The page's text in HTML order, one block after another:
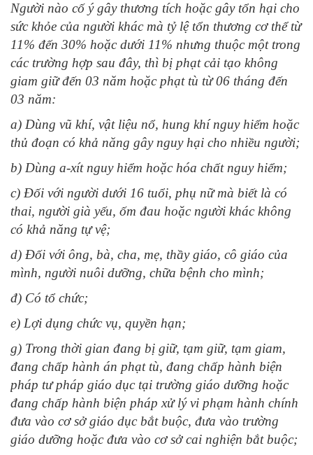
Người nào cố ý gây thương tích hoặc gây tổn hại cho
sức khỏe của người khác mà tỷ lệ tổn thương cơ thể từ
11% đến 30% hoặc dưới 11% nhưng thuộc một trong
các trường hợp sau đây, thì bị phạt cải tạo không
giam giữ đến 03 năm hoặc phạt tù từ 06 tháng đến
03 năm:
a) Dùng vũ khí, vật liệu nổ, hung khí nguy hiểm hoặc
thủ đoạn có khả năng gây nguy hại cho nhiều người;
b) Dùng a-xít nguy hiểm hoặc hóa chất nguy hiểm;
c) Đối với người dưới 16 tuổi, phụ nữ mà biết là có
thai, người già yếu, ốm đau hoặc người khác không
có khả năng tự vệ;
d) Đối với ông, bà, cha, mẹ, thầy giáo, cô giáo của
mình, người nuôi dưỡng, chữa bệnh cho mình;
đ) Có tổ chức;
e) Lợi dụng chức vụ, quyền hạn;
g) Trong thời gian đang bị giữ, tạm giữ, tạm giam,
đang chấp hành án phạt tù, đang chấp hành biện
pháp tư pháp giáo dục tại trường giáo dưỡng hoặc
đang chấp hành biện pháp xử lý vi phạm hành chính
đưa vào cơ sở giáo dục bắt buộc, đưa vào trường
giáo dưỡng hoặc đưa vào cơ sở cai nghiện bắt buộc;